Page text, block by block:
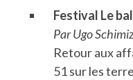
Festival Le
Par Ugo
Retour aux
51 sur les